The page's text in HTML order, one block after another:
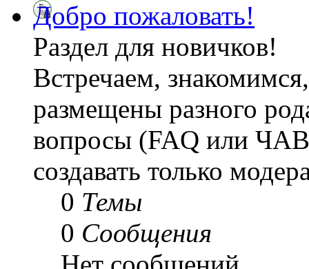
Добро пожаловать!
Раздел для новичков!
Встречаем,
размещены разного
вопросы (FAQ или
создавать только
0 Темы
0 Сообщения